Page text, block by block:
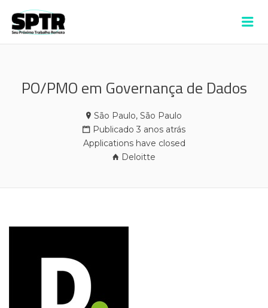
PO/PMO em Governança de Dados
São Paulo, São Paulo
Publicado 3 anos atrás
Applications have closed
Deloitte